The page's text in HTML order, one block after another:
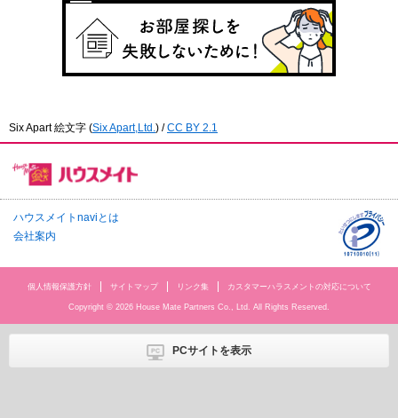
Six Apart 絵文字 (Six Apart,Ltd. ) /CC BY 2.1
ハウスメイトnaviとは
会社案内
個人情報保護方針 サイトマップ リンク集 カスタマーハラスメントの対応について
Copyright © 2026 House Mate Partners Co., Ltd. All Rights Reserved.
PCサイトを表示